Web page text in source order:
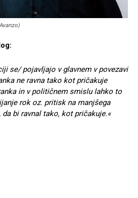
se/ pojavljajo v glavnem v povezavi
ne ravna tako kot pričakuje
in v političnem smislu lahko to
rok oz. pritisk na manjšega
bi ravnal tako, kot pričakuje.«